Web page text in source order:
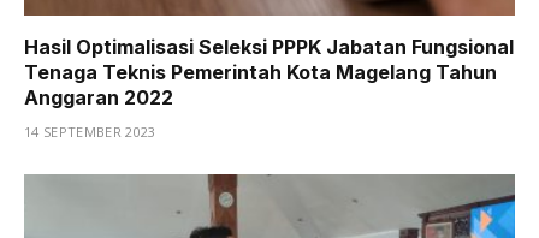
Hasil Optimalisasi Seleksi PPPK Jabatan Fungsional
Tenaga Teknis Pemerintah Kota Magelang Tahun
Anggaran 2022
14 SEPTEMBER 2023